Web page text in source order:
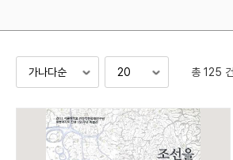
조선 후기
검색 연산자 사용안내
총 125 건